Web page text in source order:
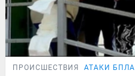
ПРОИСШЕСТВИЯ АТАКИ БПЛА